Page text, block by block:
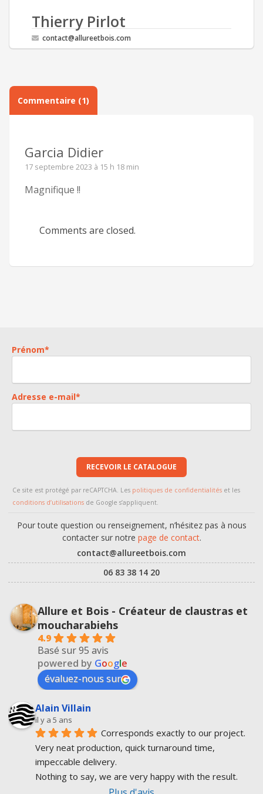
Thierry Pirlot
contact@allureetbois.com
Commentaire (1)
Garcia Didier
17 septembre 2023 à 15 h 18 min
Magnifique !!
Comments are closed.
Prénom*
Adresse e-mail*
RECEVOIR LE CATALOGUE
Ce site est protégé par reCAPTCHA. Les politiques de confidentialités et les
conditions d’utilisations de Google s’appliquent.
Pour toute question ou renseignement, n’hésitez pas à nous
contacter sur notre page de contact.
contact@allureetbois.com
06 83 38 14 20
Allure et Bois - Créateur de claustras et
moucharabiehs
4.9
Basé sur 95 avis
powered by Google
évaluez-nous sur
Alain Villain
il y a 5 ans
Corresponds exactly to our project.
Very neat production, quick turnaround time,
impeccable delivery.
Nothing to say, we are very happy with the result.